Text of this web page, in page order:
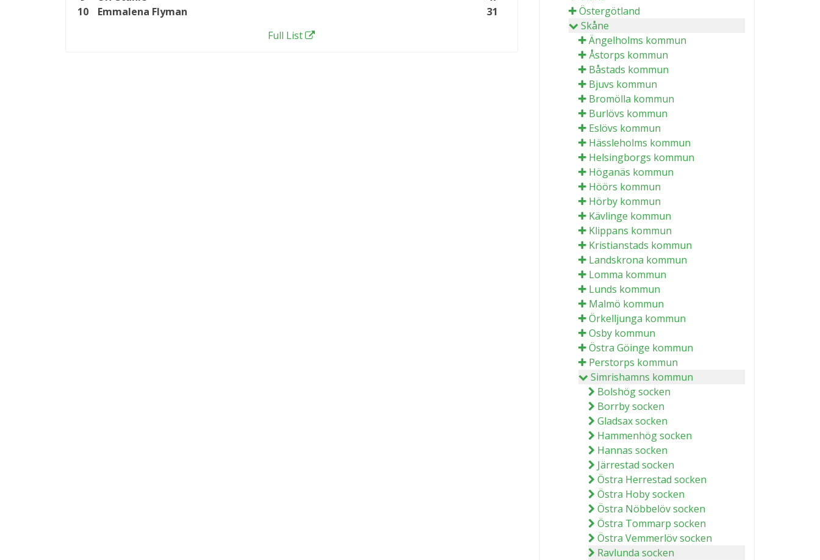
10
Emmalena Flyman
31
Full List
Östergötland
Skåne
Ängelholms kommun
Åstorps kommun
Båstads kommun
Bjuvs kommun
Bromölla kommun
Burlövs kommun
Eslövs kommun
Hässleholms kommun
Helsingborgs kommun
Höganäs kommun
Höörs kommun
Hörby kommun
Kävlinge kommun
Klippans kommun
Kristianstads kommun
Landskrona kommun
Lomma kommun
Lunds kommun
Malmö kommun
Örkelljunga kommun
Osby kommun
Östra Göinge kommun
Perstorps kommun
Simrishamns kommun
Bolshög socken
Borrby socken
Gladsax socken
Hammenhög socken
Hannas socken
Järrestad socken
Östra Herrestad socken
Östra Hoby socken
Östra Nöbbelöv socken
Östra Tommarp socken
Östra Vemmerlöv socken
Ravlunda socken